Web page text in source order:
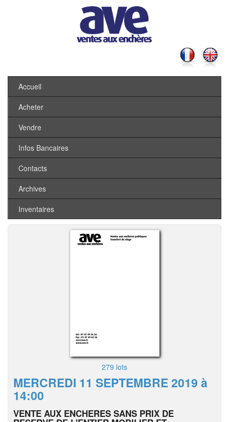
Accueil
Acheter
Vendre
Infos Bancaires
Contacts
Archives
Inventaires
279 lots
MERCREDI 11 SEPTEMBRE 2019 à
14:00
VENTE AUX ENCHERES SANS PRIX DE